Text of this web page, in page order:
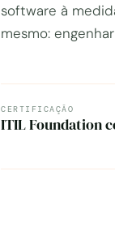
software à
mesmo:
CERTIFICAÇÃO
ITIL Foundation